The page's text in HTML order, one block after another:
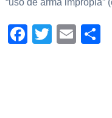
“uso de arma impropia”
Facebook
Twitter